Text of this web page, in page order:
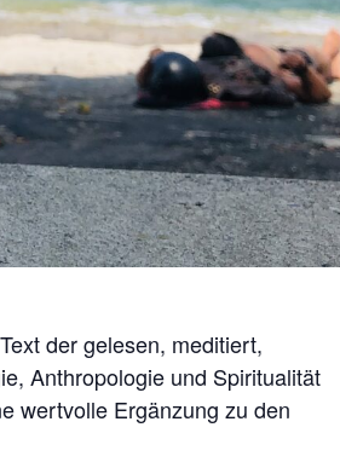
der gelesen, meditiert,
Anthropologie und Spiritualität
wertvolle Ergänzung zu den